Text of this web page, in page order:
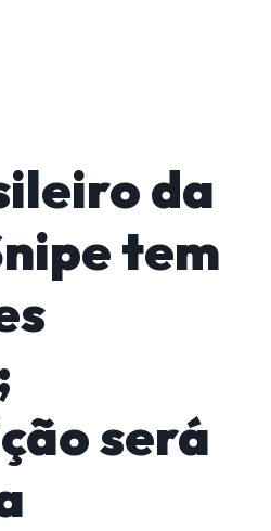
da
tem
será